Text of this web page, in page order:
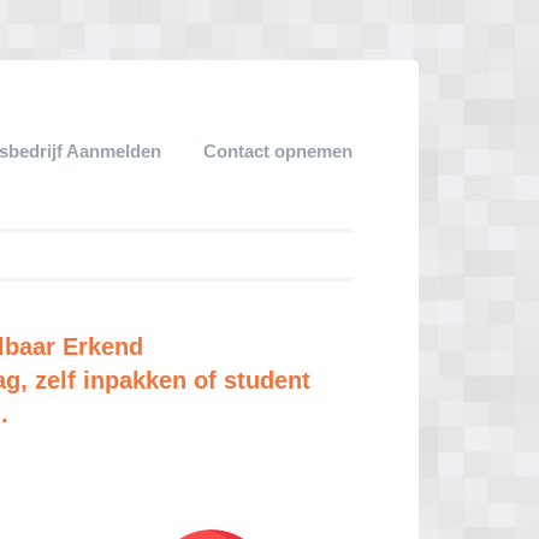
Aanmelden Contact opnemen
Erkend
zelf inpakken of student